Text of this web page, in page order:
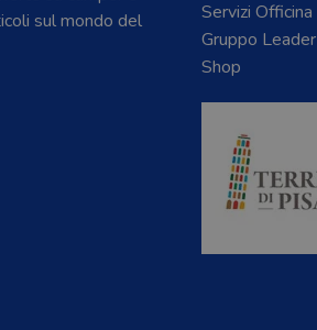
sul mondo del
Servizi Officina
Gruppo Leader
Shop